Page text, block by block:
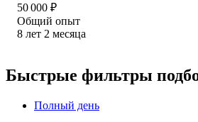
50 000 ₽
Общий опыт
8 лет 2 месяца
Быстрые фильтры
Полный день